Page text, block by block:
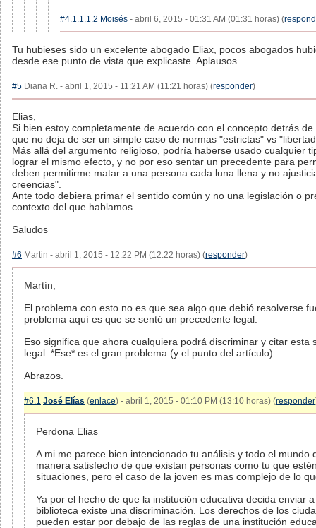
#4.1.1.1.2 Moisés - abril 6, 2015 - 01:31 AM (01:31 horas) (
Tu hubieses sido un excelente abogado Eliax, pocos abogados
desde ese punto de vista que explicaste. Aplausos.
#5 Diana R. - abril 1, 2015 - 11:21 AM (11:21 horas) (responder)
Elias,
Si bien estoy completamente de acuerdo con el concepto detrás
que no deja de ser un simple caso de normas "estrictas" vs
Más allá del argumento religioso, podría haberse usado cualquier
lograr el mismo efecto, y no por eso sentar un precedente para
deben permitirme matar a una persona cada luna llena y no
creencias".
Ante todo debiera primar el sentido común y no una legislación o
contexto del que hablamos.
Saludos
#6 Martin - abril 1, 2015 - 12:22 PM (12:22 horas) (responder)
Martín,
El problema con esto no es que sea algo que debió resolverse
problema aquí es que se sentó un precedente legal.
Eso significa que ahora cualquiera podrá discriminar y citar esta
legal. *Ese* es el gran problema (y el punto del artículo).
Abrazos.
#6.1 José Elías (enlace) - abril 1, 2015 - 01:10 PM (13:10 horas) (responder
Perdona Elias
A mi me parece bien intencionado tu análisis y todo el mundo
manera satisfecho de que existan personas como tu que
situaciones, pero el caso de la joven es mas complejo de lo
Ya por el hecho de que la institución educativa decida enviar
biblioteca existe una discriminación. Los derechos de los
pueden estar por debajo de las reglas de una institución